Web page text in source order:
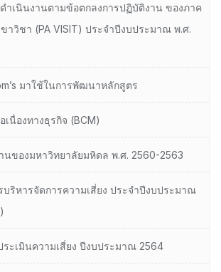
ำเนินงานตามข้อตกลงการปฏิบัติงาน ของภาค
าวิชา (PA VISIT) ประจำปีงบประมาณ พ.ศ.​
มาใช้ในการพัฒนาหลักสูตร
นื่องทางธุรกิจ (BCM)
นของมหาวิทยาลัยมหิดล พ.ศ. 2560-2563
บริหารจัดการความเสี่ยง ประจำปีงบประมาณ
ระเมินความเสี่ยง ปีงบประมาณ 2564